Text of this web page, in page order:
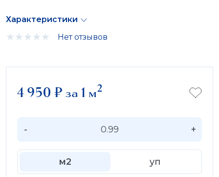
Характеристики
Нет отзывов
4 950 ₽за 1 м2
- +
м2 уп